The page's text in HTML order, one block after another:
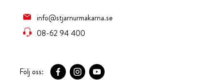
info@stjarnurmakarna.se
08-62 94 400
Följ oss: